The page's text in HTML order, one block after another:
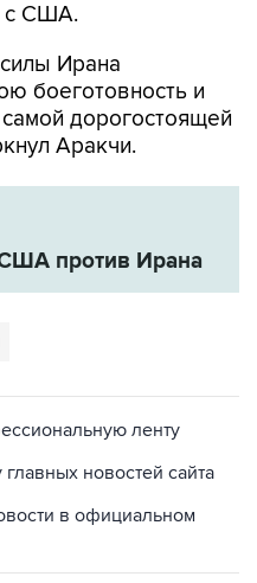
Ирана
дорогостоящей
Аракчи.
против Ирана
новостей сайта
в официальном